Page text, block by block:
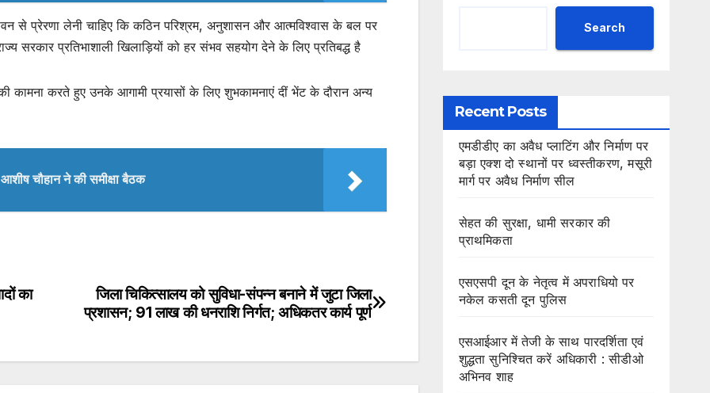
से प्रेरणा लेनी चाहिए कि कठिन परिश्रम, अनुशासन और आत्मविश्वास के बल पर
सरकार प्रतिभाशाली खिलाड़ियों को हर संभव सहयोग देने के लिए प्रतिबद्ध है
कामना करते हुए उनके आगामी प्रयासों के लिए शुभकामनाएं दीं भेंट के दौरान अन्य
चौहान ने की समीक्षा बैठक
जिला चिकित्सालय को सुविधा-संपन्न बनाने में जुटा जिला
प्रशासन; 91 लाख की धनराशि निर्गत; अधिकतर कार्य पूर्ण
का
Search
Recent Posts
एमडीडीए का अवैध प्लाटिंग और निर्माण पर
बड़ा एक्श दो स्थानों पर ध्वस्तीकरण, मसूरी
मार्ग पर अवैध निर्माण सील
सेहत की सुरक्षा, धामी सरकार की
प्राथमिकता
एसएसपी दून के नेतृत्व में अपराधियो पर
नकेल कसती दून पुलिस
एसआईआर में तेजी के साथ पारदर्शिता एवं
शुद्धता सुनिश्चित करें अधिकारी : सीडीओ
अभिनव शाह